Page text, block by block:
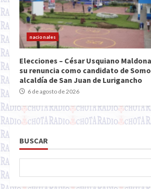
nacionales
Elecciones – César Usquiano
su renuncia como candidato de
alcaldía de San Juan de Lurigancho
6 de agosto de 2026
BUSCAR